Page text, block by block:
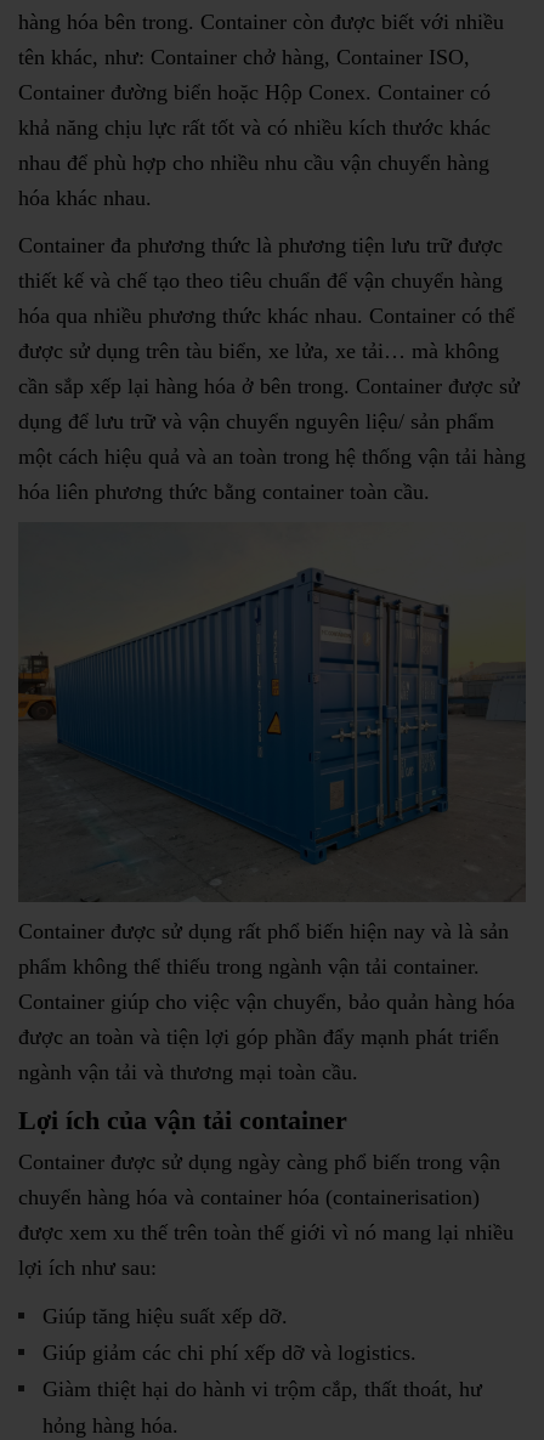
hàng hóa bên trong. Container còn được biết với nhiều
tên khác, như: Container chở hàng, Container ISO,
Container đường biển hoặc Hộp Conex. Container có
khả năng chịu lực rất tốt và có nhiều kích thước khác
nhau để phù hợp cho nhiều nhu cầu vận chuyển hàng
hóa khác nhau.
Container đa phương thức là phương tiện lưu trữ được
thiết kế và chế tạo theo tiêu chuẩn để vận chuyển hàng
hóa qua nhiều phương thức khác nhau. Container có thể
được sử dụng trên tàu biển, xe lửa, xe tải… mà không
cần sắp xếp lại hàng hóa ở bên trong. Container được sử
dụng để lưu trữ và vận chuyển nguyên liệu/ sản phẩm
một cách hiệu quả và an toàn trong hệ thống vận tải hàng
hóa liên phương thức bằng container toàn cầu.
Container được sử dụng rất phổ biến hiện nay và là sản
phẩm không thể thiếu trong ngành vận tải container.
Container giúp cho việc vận chuyển, bảo quản hàng hóa
được an toàn và tiện lợi góp phần đẩy mạnh phát triển
ngành vận tải và thương mại toàn cầu.
Lợi ích của vận tải container
Container được sử dụng ngày càng phổ biến trong vận
chuyển hàng hóa và container hóa (containerisation)
được xem xu thế trên toàn thế giới vì nó mang lại nhiều
lợi ích như sau:
Giúp tăng hiệu suất xếp dỡ.
Giúp giảm các chi phí xếp dỡ và logistics.
Giàm thiệt hại do hành vi trộm cắp, thất thoát, hư
hỏng hàng hóa.